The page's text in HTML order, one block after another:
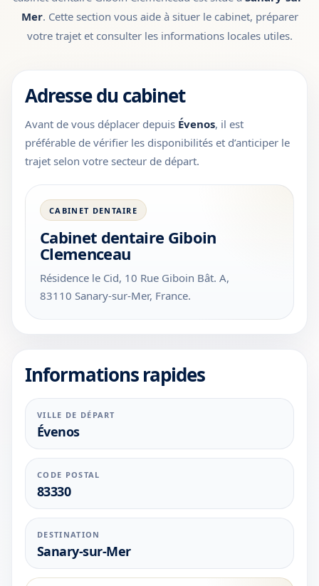
Mer. Cette section vous aide à situer le cabinet, préparer
votre trajet et consulter les informations locales utiles.
Adresse du cabinet
Avant de vous déplacer depuis Évenos, il est
préférable de vérifier les disponibilités et d’anticiper le
trajet selon votre secteur de départ.
CABINET DENTAIRE
Cabinet dentaire Giboin
Clemenceau
Résidence le Cid, 10 Rue Giboin Bât. A,
83110 Sanary-sur-Mer, France.
Informations rapides
VILLE DE DÉPART
Évenos
CODE POSTAL
83330
DESTINATION
Sanary-sur-Mer